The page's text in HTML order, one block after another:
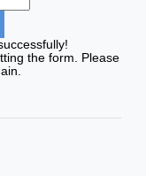
the form. Please